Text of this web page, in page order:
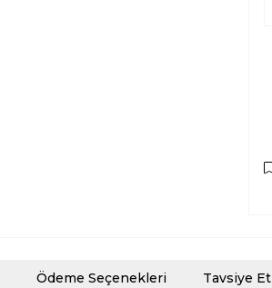
Ödeme Seçenekleri Tavsiye Et